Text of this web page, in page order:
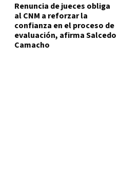
Renuncia de jueces obliga
al CNM a reforzar la
confianza en el proceso de
evaluación, afirma Salcedo
Camacho